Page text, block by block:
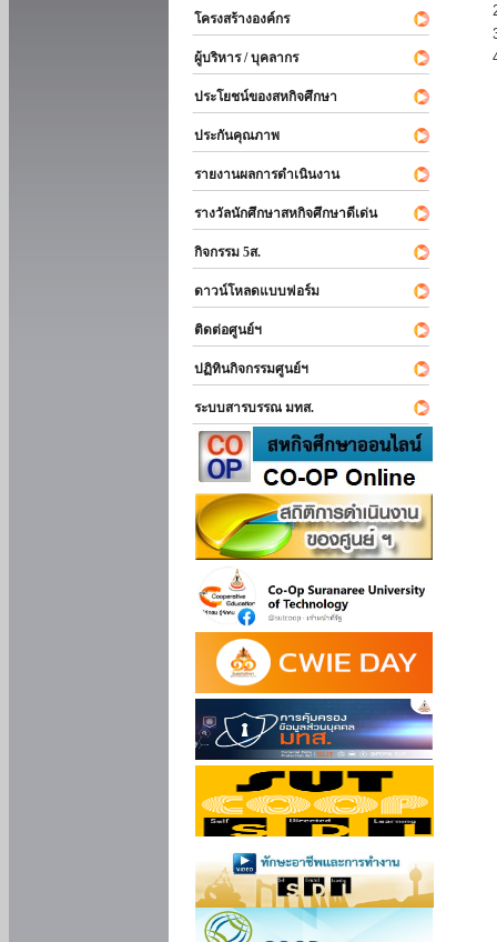
โครงสร้างองค์กร
ผู้บริหาร / บุคลากร
ประโยชน์ของสหกิจศึกษา
ประกันคุณภาพ
รายงานผลการดำเนินงาน
รางวัลนักศึกษาสหกิจศึกษาดีเด่น
กิจกรรม 5ส.
ดาวน์โหลดแบบฟอร์ม
ติดต่อศูนย์ฯ
ปฏิทินกิจกรรมศูนย์ฯ
ระบบสารบรรณ มทส.